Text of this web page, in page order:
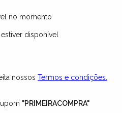
no momento
disponível
nossos Termos e condições.
"PRIMEIRACOMPRA"